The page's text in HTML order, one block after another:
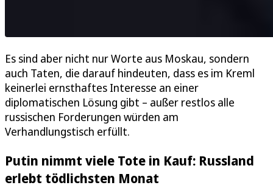
Es sind aber nicht nur Worte aus Moskau, sondern
auch Taten, die darauf hindeuten, dass es im Kreml
keinerlei ernsthaftes Interesse an einer
diplomatischen Lösung gibt – außer restlos alle
russischen Forderungen würden am
Verhandlungstisch erfüllt.
Putin nimmt viele Tote in Kauf: Russland
erlebt tödlichsten Monat